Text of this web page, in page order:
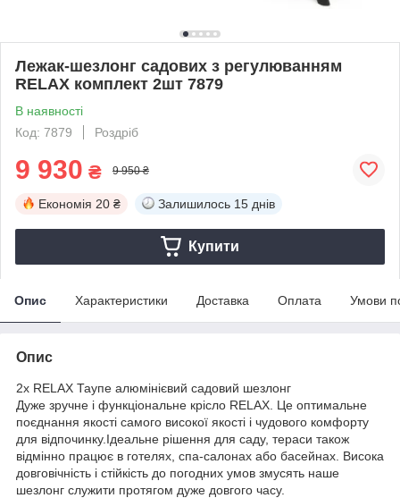
Лежак-шезлонг садових з регулюванням
RELAX комплект 2шт 7879
В наявності
Код: 7879
Роздріб
9 930 ₴ 9 950 ₴
Економія 20 ₴ Залишилось 15 днів
Купити
Опис Характеристики Доставка Оплата Умови
Опис
2x RELAX Таупе алюмінієвий садовий шезлонг
Дуже зручне і функціональне крісло RELAX. Це оптимальне
поєднання якості самого високої якості і чудового комфорту
для відпочинку.Ідеальне рішення для саду, тераси також
відмінно працює в готелях, спа-салонах або басейнах. Висока
довговічність і стійкість до погодних умов змусять наше
шезлонг служити протягом дуже довгого часу.